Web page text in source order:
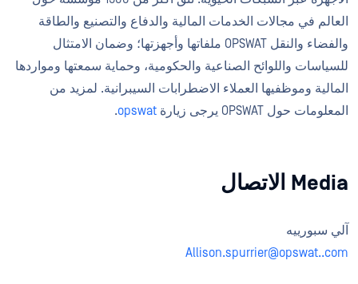
العالم في مجالات الخدمات المالية والدفاع والتصنيع والطاقة
والفضاء والنقل OPSWAT ملفاتها وأجهزتها؛ وضمان الامتثال
للسياسات واللوائح الصناعية والحكومية، وحماية سمعتها ومواردها
المالية وموظفيها العملاء الاضطرابات السيبرانية. لمزيد من
المعلومات حول OPSWAT يرجى زيارة
opswat
.
Media الاتصال
آلي سبورييه
Allison.spurrier@opswat..com